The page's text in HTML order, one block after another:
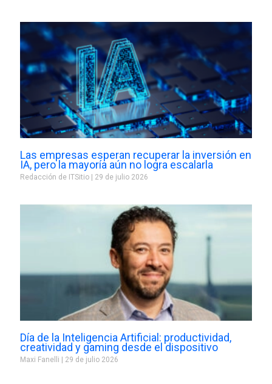
Las empresas esperan recuperar la inversión en
IA, pero la mayoría aún no logra escalarla
Redacción de ITSitio 29 de julio 2026
Día de la Inteligencia Artificial: productividad,
creatividad y gaming desde el dispositivo
Maxi Fanelli 29 de julio 2026